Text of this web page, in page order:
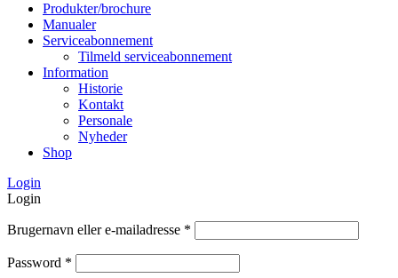
Produkter/brochure
Manualer
Serviceabonnement
Tilmeld serviceabonnement
Information
Historie
Kontakt
Personale
Nyheder
Shop
Login
Login
Brugernavn eller e-mailadresse *
Password *